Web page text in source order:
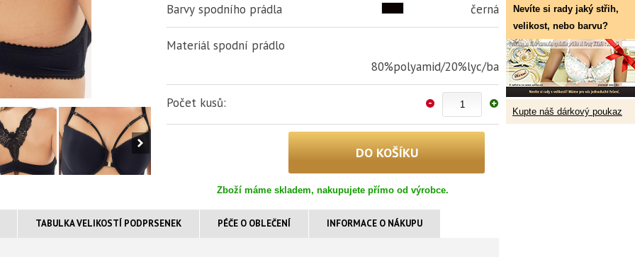
Nevíte si rady jaký střih,
velikost, nebo barvu?
Kupte náš dárkový poukaz
Barvy spodního prádla černá
Materiál spodní prádlo
80%polyamid/20%lyc/ba
Počet kusů:
Zboží máme skladem, nakupujete přímo od výrobce.
TABULKA VELIKOSTÍ PODPRSENEK PÉČE O OBLEČENÍ INFORMACE O NÁKUPU